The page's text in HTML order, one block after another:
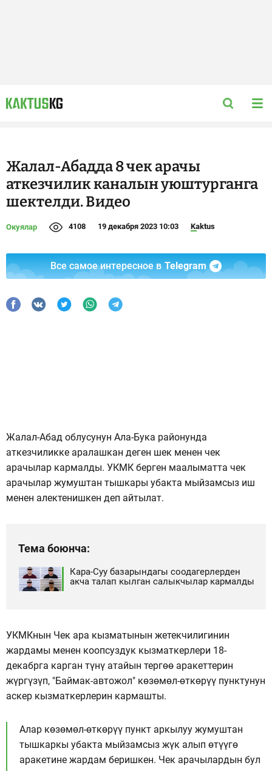
Жалал-Абадда 8 чек арачы
аткезчилик каналын уюштурганга
шектелди. Видео
Окуялар 4108 19 декабря 2023 10:03 Kaktus
Все самое интересное в Telegram
Жалал-Абад облусунун Ала-Бука районунда
аткезчиликке аралашкан деген шек менен чек
арачылар кармалды. УКМК берген маалыматта чек
арачылар жумуштан тышкары убакта мыйзамсыз иш
менен алектенишкен деп айтылат.
Тема боюнча:
Кара-Суу базарындагы соодагерлерден
акча талап кылган салыкчылар кармалды
УКМКнын Чек ара кызматынын жетекчилигинин
жардамы менен коопсуздук кызматкерлери 18-
декабрга карган түнү атайын тергөө аракеттерин
жүргүзүп, "Баймак-автожол" көзөмөл-өткөрүү пунктунун
аскер кызматкерлерин кармашты.
Алар көзөмөл-өткөрүү пункт аркылуу жумуштан
тышкаркы убакта мыйзамсыз жүк алып өтүүгө
аракетине жардам беришкен. Чек арачылардын бул